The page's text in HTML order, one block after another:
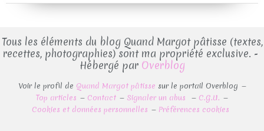
Tous les éléments du blog Quand Margot pâtisse (textes,
recettes, photographies) sont ma propriété exclusive. -
Hébergé par Overblog
Voir le profil de Quand Margot pâtisse sur le portail Overblog
Top articles
Contact Signaler un abus
C.G.U.
Cookies et données personnelles
Préférences cookies